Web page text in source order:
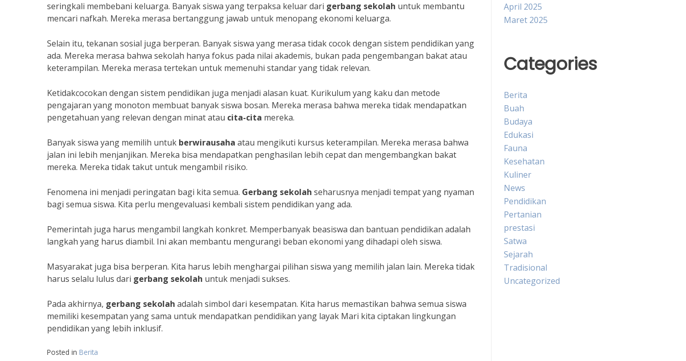
seringkali membebani keluarga. Banyak siswa yang terpaksa keluar dari gerbang sekolah untuk membantu
mencari nafkah. Mereka merasa bertanggung jawab untuk menopang ekonomi keluarga.
Selain itu, tekanan sosial juga berperan. Banyak siswa yang merasa tidak cocok dengan sistem pendidikan yang
ada. Mereka merasa bahwa sekolah hanya fokus pada nilai akademis, bukan pada pengembangan bakat atau
keterampilan. Mereka merasa tertekan untuk memenuhi standar yang tidak relevan.
Ketidakcocokan dengan sistem pendidikan juga menjadi alasan kuat. Kurikulum yang kaku dan metode
pengajaran yang monoton membuat banyak siswa bosan. Mereka merasa bahwa mereka tidak mendapatkan
pengetahuan yang relevan dengan minat atau cita-cita mereka.
Banyak siswa yang memilih untuk berwirausaha atau mengikuti kursus keterampilan. Mereka merasa bahwa
jalan ini lebih menjanjikan. Mereka bisa mendapatkan penghasilan lebih cepat dan mengembangkan bakat
mereka. Mereka tidak takut untuk mengambil risiko.
Fenomena ini menjadi peringatan bagi kita semua. Gerbang sekolah seharusnya menjadi tempat yang nyaman
bagi semua siswa. Kita perlu mengevaluasi kembali sistem pendidikan yang ada.
Pemerintah juga harus mengambil langkah konkret. Memperbanyak beasiswa dan bantuan pendidikan adalah
langkah yang harus diambil. Ini akan membantu mengurangi beban ekonomi yang dihadapi oleh siswa.
Masyarakat juga bisa berperan. Kita harus lebih menghargai pilihan siswa yang memilih jalan lain. Mereka tidak
harus selalu lulus dari gerbang sekolah untuk menjadi sukses.
Pada akhirnya, gerbang sekolah adalah simbol dari kesempatan. Kita harus memastikan bahwa semua siswa
memiliki kesempatan yang sama untuk mendapatkan pendidikan yang layak Mari kita ciptakan lingkungan
pendidikan yang lebih inklusif.
Posted in Berita
April 2025
Maret 2025
Categories
Berita
Buah
Budaya
Edukasi
Fauna
Kesehatan
Kuliner
News
Pendidikan
Pertanian
prestasi
Satwa
Sejarah
Tradisional
Uncategorized